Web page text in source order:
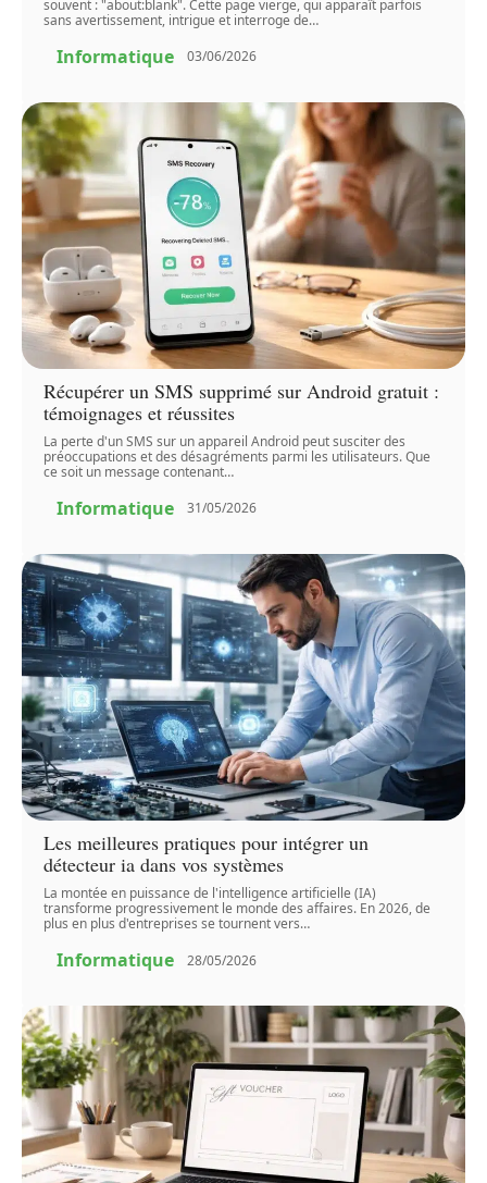
souvent : "about:blank". Cette page vierge, qui apparaît parfois
sans avertissement, intrigue et interroge de…
Informatique 03/06/2026
Récupérer un SMS supprimé sur Android gratuit :
témoignages et réussites
La perte d'un SMS sur un appareil Android peut susciter des
préoccupations et des désagréments parmi les utilisateurs. Que
ce soit un message contenant…
Informatique 31/05/2026
Les meilleures pratiques pour intégrer un
détecteur ia dans vos systèmes
La montée en puissance de l'intelligence artificielle (IA)
transforme progressivement le monde des affaires. En 2026, de
plus en plus d'entreprises se tournent vers…
Informatique 28/05/2026